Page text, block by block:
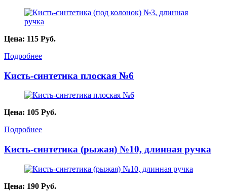
Цена: 115 Руб.
Подробнее
Кисть-синтетика плоская №6
Цена: 105 Руб.
Подробнее
Кисть-синтетика (рыжая) №10, длинная ручка
Цена: 190 Руб.